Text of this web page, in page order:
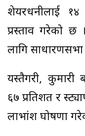
शेयरधनीलाई
प्रस्ताव गरेको
लागि
यस्तैगरी,
६७ प्रतिशत र
लाभांश घोषणा